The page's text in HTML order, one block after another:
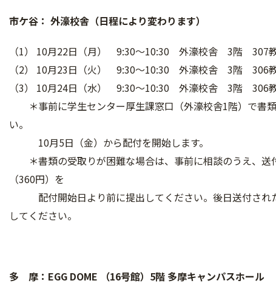
市ケ谷： 外濠校舎（日程により変わります）
（1） 10月22日（月） 9:30～10:30 外濠校舎 3階 307
（2） 10月23日（火） 9:30～10:30 外濠校舎 3階 306
（3） 10月24日（水） 9:30～10:30 外濠校舎 3階 306
＊事前に学生センター厚生課窓口（外濠校舎1階）で書
い。
10月5日（金）から配付を開始します。
＊書類の受取りが困難な場合は、事前に相談のうえ、送
（360円）を
配付開始日より前に提出してください。後日送付され
してください。
多 摩：EGG DOME （16号館）5階 多摩キャンパスホール